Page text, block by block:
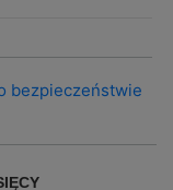
bezpieczeństwie